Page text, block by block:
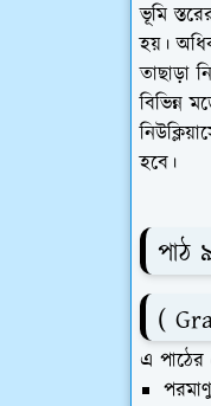
ভূমি
হয়।
তাছাড়া
বিভিন্ন
হবে।
পাঠ
(
এ পাঠের